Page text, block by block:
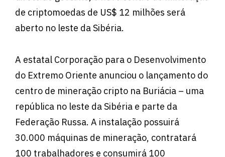
de criptomoedas de US$ 12 milhões será
aberto no leste da Sibéria.
A estatal Corporação para o Desenvolvimento
do Extremo Oriente anunciou o lançamento do
centro de mineração cripto na Buriácia – uma
república no leste da Sibéria e parte da
Federação Russa. A instalação possuirá
30.000 máquinas de mineração, contratará
100 trabalhadores e consumirá 100